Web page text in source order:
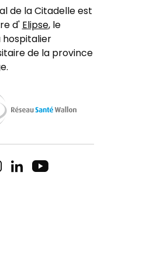
de la Citadelle est
d'Elipse, le
hospitalier
de la province